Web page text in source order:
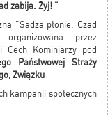
zabija. Żyj! "
"Sadza płonie. Czad
przez
Cech Kominiarzy pod
Państwowej Straży
Związku
kampanii społecznych